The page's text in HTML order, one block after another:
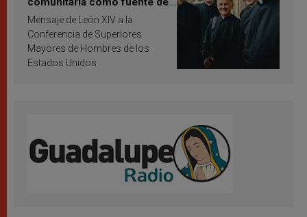
inspiración y santificación
Mensaje de León XIV a la
Conferencia de Superiores
Mayores de Hombres de los
Estados Unidos